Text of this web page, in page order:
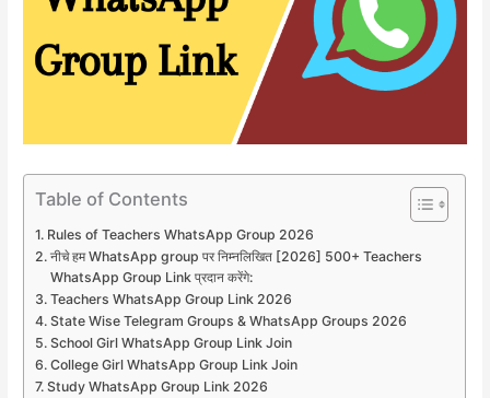
Table of Contents
Rules of Teachers WhatsApp Group 2026
नीचे हम WhatsApp group पर निम्नलिखित [2026] 500+ Teachers
WhatsApp Group Link प्रदान करेंगे:
Teachers WhatsApp Group Link 2026
State Wise Telegram Groups & WhatsApp Groups 2026
School Girl WhatsApp Group Link Join
College Girl WhatsApp Group Link Join
Study WhatsApp Group Link 2026